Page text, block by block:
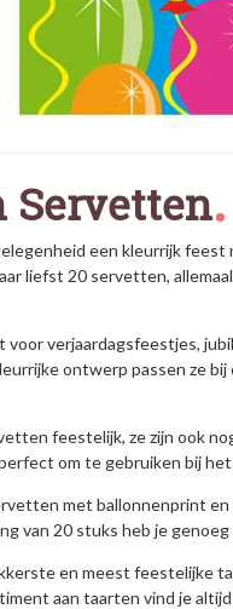
Servetten
een kleurrijk
liefst 20 servetten,
verjaardagsfeestjes,
ontwerp passen ze
feestelijk, ze zijn ook
om te gebruiken bij
met ballonnenprint
van 20 stuks heb je
en meest feestelijke
aan taarten vind je